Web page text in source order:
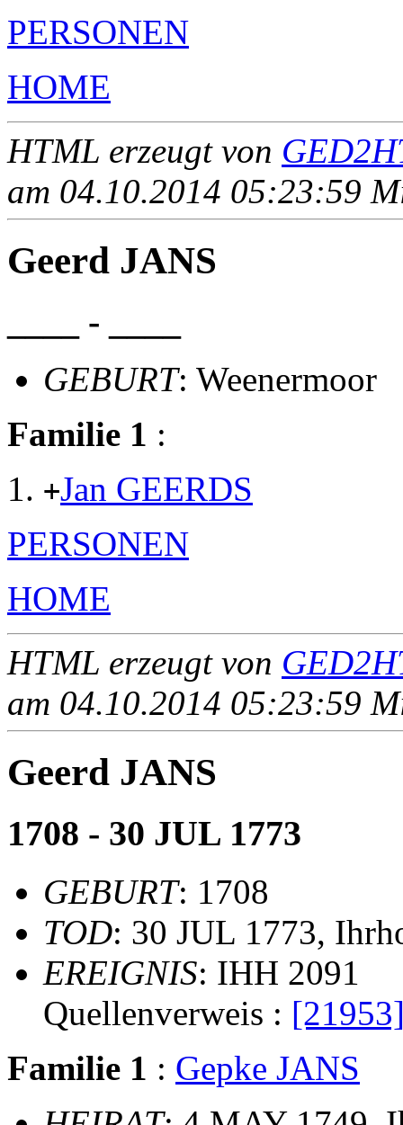
PERSONEN
HOME
HTML erzeugt von
am 04.10.2014 05:23:59
Geerd JANS
____ - ____
GEBURT: Weenermoor
Familie 1 :
+Jan GEERDS
PERSONEN
HOME
HTML erzeugt von
am 04.10.2014 05:23:59
Geerd JANS
1708 - 30 JUL 1773
GEBURT: 1708
TOD: 30 JUL 1773,
EREIGNIS: IHH 2091
Quellenverweis :
Familie 1 : Gepke JANS